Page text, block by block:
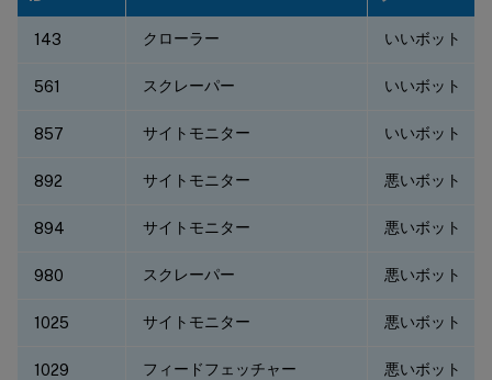
143 クローラー いいボット
561 スクレーパー いいボット
857 サイトモニター いいボット
892 サイトモニター 悪いボット
894 サイトモニター 悪いボット
980 スクレーパー 悪いボット
1025 サイトモニター 悪いボット
1029 フィードフェッチャー 悪いボット